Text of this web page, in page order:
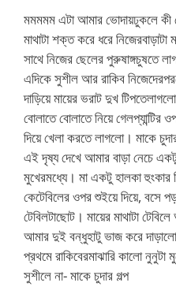
মমমমম এটা আমার ভোদায়ঢুকলে কী
মাথাটা শক্ত করে ধরে
সাথে নিজের ছেলের পুরুষাঙ্গচুষতে
এদিকে সুশীল আর রাকিব
দাড়িয়ে মায়ের ভরাট দুখ
বোলাতে বোলাতে নিয়ে
দিয়ে খেলা করতে লাগলো। মাকে
এই দৃষ্য দেখে আমার বাড়া নেচে
মুখেরমধ্যে। মা একটু হালকা হুংকার
কেটেবিলের ওপর শুইয়ে দিয়ে, বসে
টেবিলটাছোট। মায়ের মাথাটা
আমার দুই বন্ধুহাটু ভাজ করে
প্রথমে রাকিবেরমাঝারি কালো
সুশীলে না- মাকে চুদার গল্প